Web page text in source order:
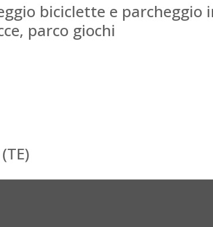
biciclette e parcheggio
parco giochi